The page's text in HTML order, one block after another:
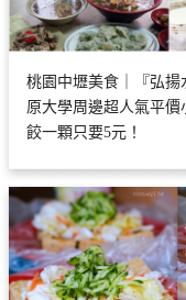
桃園中壢美食｜『弘揚
原大學周邊超人氣平價
餃一顆只要5元！